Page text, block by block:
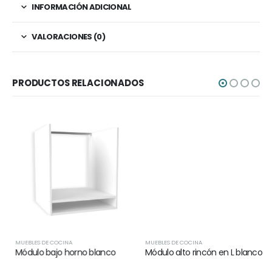
INFORMACIÓN ADICIONAL
VALORACIONES (0)
PRODUCTOS RELACIONADOS
MUEBLES DE COCINA
Módulo bajo horno blanco
MUEBLES DE COCINA
Módulo alto rincón en L blanco